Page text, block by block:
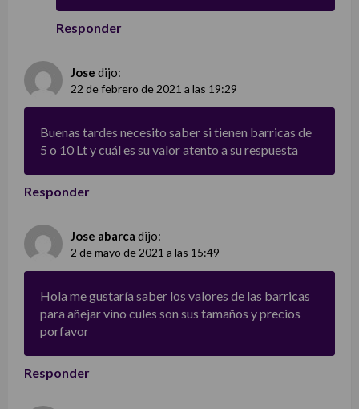
Responder
Jose dijo:
22 de febrero de 2021 a las 19:29
Buenas tardes necesito saber si tienen barricas de
5 o 10 Lt y cuál es su valor atento a su respuesta
Responder
Jose abarca dijo:
2 de mayo de 2021 a las 15:49
Hola me gustaría saber los valores de las barricas
para añejar vino cules son sus tamaños y precios
porfavor
Responder